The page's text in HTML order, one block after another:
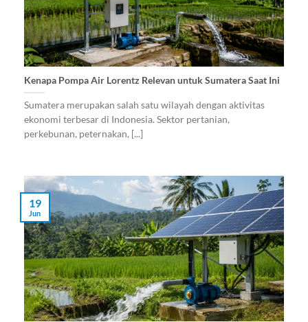
Kenapa Pompa Air Lorentz Relevan untuk Sumatera Saat Ini
Sumatera merupakan salah satu wilayah dengan aktivitas
ekonomi terbesar di Indonesia. Sektor pertanian,
perkebunan, peternakan, [...]
19
Jun